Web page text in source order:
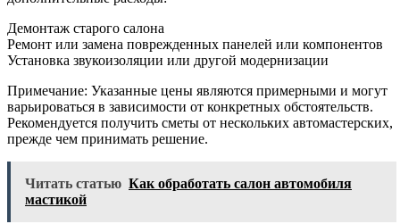
Демонтаж старого салона
Ремонт или замена поврежденных панелей или компонентов
Установка звукоизоляции или другой модернизации
Примечание: Указанные цены являются примерными и могут
варьироваться в зависимости от конкретных обстоятельств.
Рекомендуется получить сметы от нескольких автомастерских,
прежде чем принимать решение.
Читать статью Как обработать салон автомобиля
мастикой